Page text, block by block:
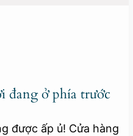
đang ở phía trước
được ấp ủ! Cửa hàng